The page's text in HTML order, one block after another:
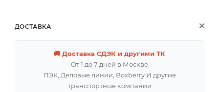
ДОСТАВКА
🚚 Доставка СДЭК и другими ТК
От 1 до 7 дней в Москве
ПЭК, Деловые линии, Boxberry И другие
транспортные компании